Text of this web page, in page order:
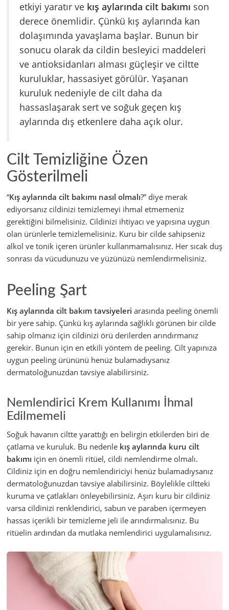
etkiyi yaratır ve kış aylarında cilt bakımı son
derece önemlidir. Çünkü kış aylarında kan
dolaşımında yavaşlama başlar. Bunun bir
sonucu olarak da cildin besleyici maddeleri
ve antioksidanları alması güçleşir ve ciltte
kuruluklar, hassasiyet görülür. Yaşanan
kuruluk nedeniyle de cilt daha da
hassaslaşarak sert ve soğuk geçen kış
aylarında dış etkenlere daha açık olur.
Cilt Temizliğine Özen
Gösterilmeli
“Kış aylarında cilt bakımı nasıl olmalı?” diye merak
ediyorsanız cildinizi temizlemeyi ihmal etmemeniz
gerektiğini bilmelisiniz. Cildinizi ihtiyacı ve yapısına uygun
olan ürünlerle temizlemelisiniz. Kuru bir cilde sahipseniz
alkol ve tonik içeren ürünler kullanmamalısınız. Her sıcak duş
sonrası da vücudunuzu ve yüzünüzü nemlendirmelisiniz.
Peeling Şart
Kış aylarında cilt bakım tavsiyeleri arasında peeling önemli
bir yere sahip. Çünkü kış aylarında sağlıklı görünen bir cilde
sahip olmanız için cildinizi örü derilerden arındırmanız
gerekir. Bunun için en etkili yöntem de peeling. Cilt yapınıza
uygun peeling ürününü henüz bulamadıysanız
dermatoloğunuzdan tavsiye alabilirsiniz.
Nemlendirici Krem Kullanımı İhmal
Edilmemeli
Soğuk havanın ciltte yarattığı en belirgin etkilerden biri de
çatlama ve kuruluk. Bu nedenle kış aylarında kuru cilt
bakımı için en önemli ritüel, cildi nemlendirme olmalı.
Cildiniz için en doğru nemlendiriciyi henüz bulamadıysanız
dermatoloğunuzdan tavsiye alabilirsiniz. Böylelikle ciltteki
kuruma ve çatlakları önleyebilirsiniz. Aşırı kuru bir cildiniz
varsa cildinizi renklendirici, sabun ve paraben içermeyen
hassas içerikli bir temizleme jeli ile arındırmalısınız. Bu
ritüelin ardından da mutlaka nemlendirici uygulamalısınız.